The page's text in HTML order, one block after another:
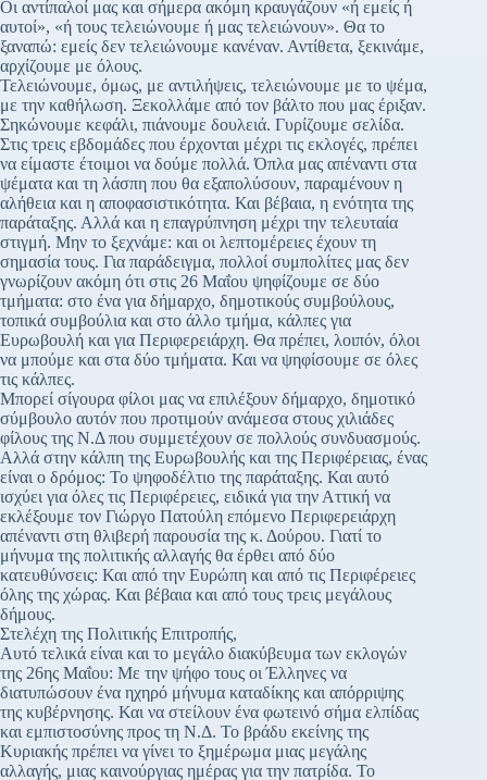
Οι αντίπαλοί μας και σήμερα ακόμη κραυγάζουν «ή εμείς ή
αυτοί», «ή τους τελειώνουμε ή μας τελειώνουν». Θα το
ξαναπώ: εμείς δεν τελειώνουμε κανέναν. Αντίθετα, ξεκινάμε,
αρχίζουμε με όλους.
Τελειώνουμε, όμως, με αντιλήψεις, τελειώνουμε με το ψέμα,
με την καθήλωση. Ξεκολλάμε από τον βάλτο που μας έριξαν.
Σηκώνουμε κεφάλι, πιάνουμε δουλειά. Γυρίζουμε σελίδα.
Στις τρεις εβδομάδες που έρχονται μέχρι τις εκλογές, πρέπει
να είμαστε έτοιμοι να δούμε πολλά. Όπλα μας απέναντι στα
ψέματα και τη λάσπη που θα εξαπολύσουν, παραμένουν η
αλήθεια και η αποφασιστικότητα. Και βέβαια, η ενότητα της
παράταξης. Αλλά και η επαγρύπνηση μέχρι την τελευταία
στιγμή. Μην το ξεχνάμε: και οι λεπτομέρειες έχουν τη
σημασία τους. Για παράδειγμα, πολλοί συμπολίτες μας δεν
γνωρίζουν ακόμη ότι στις 26 Μαΐου ψηφίζουμε σε δύο
τμήματα: στο ένα για δήμαρχο, δημοτικούς συμβούλους,
τοπικά συμβούλια και στο άλλο τμήμα, κάλπες για
Ευρωβουλή και για Περιφερειάρχη. Θα πρέπει, λοιπόν, όλοι
να μπούμε και στα δύο τμήματα. Και να ψηφίσουμε σε όλες
τις κάλπες.
Μπορεί σίγουρα φίλοι μας να επιλέξουν δήμαρχο, δημοτικό
σύμβουλο αυτόν που προτιμούν ανάμεσα στους χιλιάδες
φίλους της Ν.Δ που συμμετέχουν σε πολλούς συνδυασμούς.
Αλλά στην κάλπη της Ευρωβουλής και της Περιφέρειας, ένας
είναι ο δρόμος: Το ψηφοδέλτιο της παράταξης. Και αυτό
ισχύει για όλες τις Περιφέρειες, ειδικά για την Αττική να
εκλέξουμε τον Γιώργο Πατούλη επόμενο Περιφερειάρχη
απέναντι στη θλιβερή παρουσία της κ. Δούρου. Γιατί το
μήνυμα της πολιτικής αλλαγής θα έρθει από δύο
κατευθύνσεις: Και από την Ευρώπη και από τις Περιφέρειες
όλης της χώρας. Και βέβαια και από τους τρεις μεγάλους
δήμους.
Στελέχη της Πολιτικής Επιτροπής,
Αυτό τελικά είναι και το μεγάλο διακύβευμα των εκλογών
της 26ης Μαΐου: Με την ψήφο τους οι Έλληνες να
διατυπώσουν ένα ηχηρό μήνυμα καταδίκης και απόρριψης
της κυβέρνησης. Και να στείλουν ένα φωτεινό σήμα ελπίδας
και εμπιστοσύνης προς τη Ν.Δ. Το βράδυ εκείνης της
Κυριακής πρέπει να γίνει το ξημέρωμα μιας μεγάλης
αλλαγής, μιας καινούργιας ημέρας για την πατρίδα. Το